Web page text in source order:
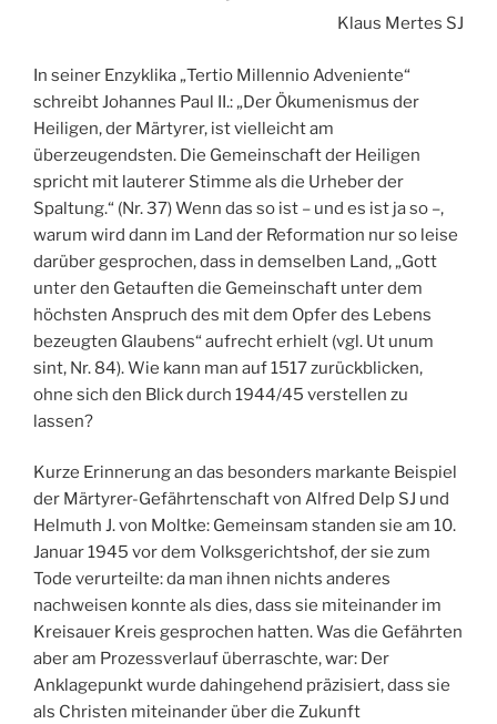
Klaus Mertes SJ
In seiner Enzyklika „Tertio Millennio Adveniente“
schreibt Johannes Paul II.: „Der Ökumenismus der
Heiligen, der Märtyrer, ist vielleicht am
überzeugendsten. Die Gemeinschaft der Heiligen
spricht mit lauterer Stimme als die Urheber der
Spaltung.“ (Nr. 37) Wenn das so ist – und es ist ja so –,
warum wird dann im Land der Reformation nur so leise
darüber gesprochen, dass in demselben Land, „Gott
unter den Getauften die Gemeinschaft unter dem
höchsten Anspruch des mit dem Opfer des Lebens
bezeugten Glaubens“ aufrecht erhielt (vgl. Ut unum
sint, Nr. 84). Wie kann man auf 1517 zurückblicken,
ohne sich den Blick durch 1944/45 verstellen zu
lassen?
Kurze Erinnerung an das besonders markante Beispiel
der Märtyrer-Gefährtenschaft von Alfred Delp SJ und
Helmuth J. von Moltke: Gemeinsam standen sie am 10.
Januar 1945 vor dem Volksgerichtshof, der sie zum
Tode verurteilte: da man ihnen nichts anderes
nachweisen konnte als dies, dass sie miteinander im
Kreisauer Kreis gesprochen hatten. Was die Gefährten
aber am Prozessverlauf überraschte, war: Der
Anklagepunkt wurde dahingehend präzisiert, dass sie
als Christen miteinander über die Zukunft